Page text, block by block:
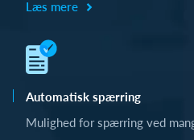
Læs mere
Automatisk spærring
Mulighed for spærring ved